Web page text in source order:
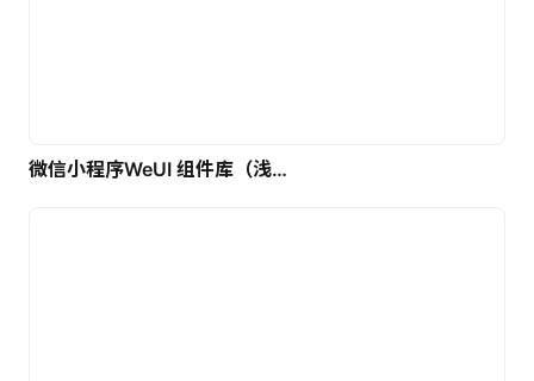
微信小程序WeUI 组件库（浅色）| 免费UI设计素材